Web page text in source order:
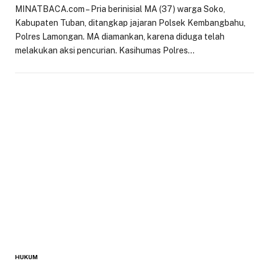
MINATBACA.com – Pria berinisial MA (37) warga Soko,
Kabupaten Tuban, ditangkap jajaran Polsek Kembangbahu,
Polres Lamongan. MA diamankan, karena diduga telah
melakukan aksi pencurian. Kasihumas Polres…
HUKUM